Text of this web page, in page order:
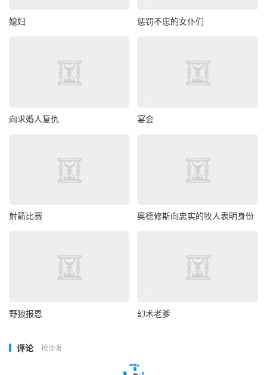
媳妇 惩罚不忠的女仆们
向求婚人复仇 宴会
射箭比赛 奥德修斯向忠实的牧人表明身份
野狼报恩 幻术老爹
评论 抢沙发